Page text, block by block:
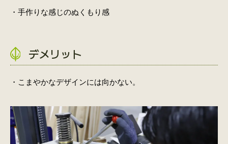
・手作りな感じのぬくもり感
デメリット
・こまやかなデザインには向かない。